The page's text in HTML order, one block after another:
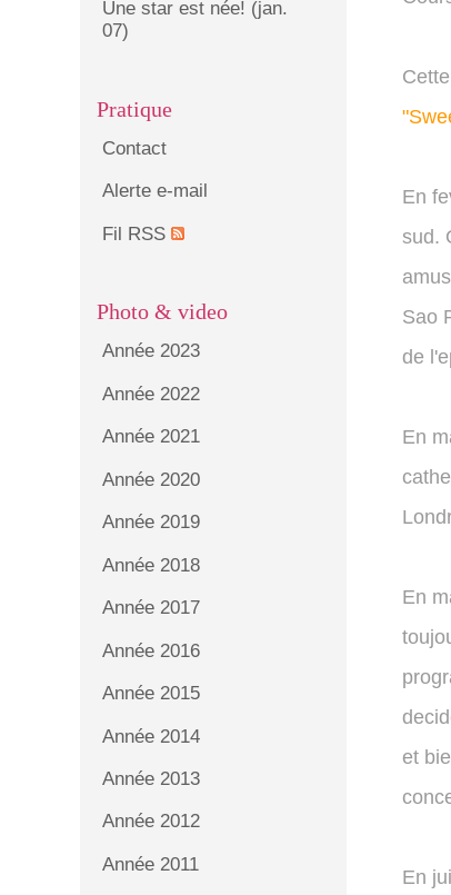
Une star est née! (jan.
07)
Pratique
Contact
Alerte e-mail
Fil RSS
Photo & video
Année 2023
Année 2022
Année 2021
Année 2020
Année 2019
Année 2018
Année 2017
Année 2016
Année 2015
Année 2014
Année 2013
Année 2012
Année 2011
En
sud.
Sao
de
En
En
et
En